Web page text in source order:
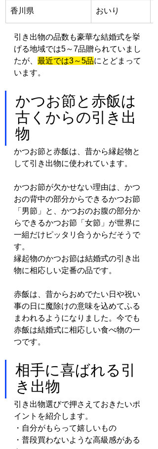
香川県 おいり
引き出物の品数も豪華な結婚式を挙
げる地域では5～7品贈られていまし
たが、 最近では3～5品にとどまって
います。
かつお節と赤飯は
古くからの引き出
物
かつお節と赤飯は、昔から縁起物と
して引き出物に使われています。
かつお節が欠かせない理由は、かつ
おの背中の部分からできるかつお節
「男節」と、かつおのお腹の部分か
らできるかつお節「女節」が世界に
一組だけピッタリ合うからだそうで
す。
縁起物のかつお節は結婚式の引き出
物に相応しい定番の品です。
赤飯は、昔からおめでたい日や祝い
事の日に魔除けの意味を込めてふる
まわれるようになりました。今でも
赤飯は結婚式に相応しい食べ物の一
つです。
相手に喜ばれる引
き出物
引き出物選びで押さえておきたいポ
イントを紹介します。
・自分がもらって嬉しいもの
・普段買わないような高級感がある